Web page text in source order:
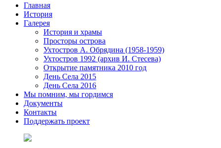
Главная
История
Галерея
История и храмы
Просторы острова
Ухтостров А. Обрядина (1958-1959)
Ухтостров 1992 (архив И. Стесева)
Открытие памятника 2010 год
День Села 2015
День Села 2016
Мы помним, мы гордимся
Документы
Контакты
Поддержать проект